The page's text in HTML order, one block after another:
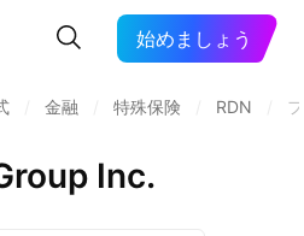
始めましょう
金融 特殊保険 RDN
Inc.